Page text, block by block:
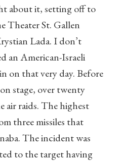
about it, setting off to
Theater St. Gallen
Lada. I don’t
an American-Israeli
on that very day. Before
stage, over twenty
air raids. The highest
three missiles that
The incident was
to the target having